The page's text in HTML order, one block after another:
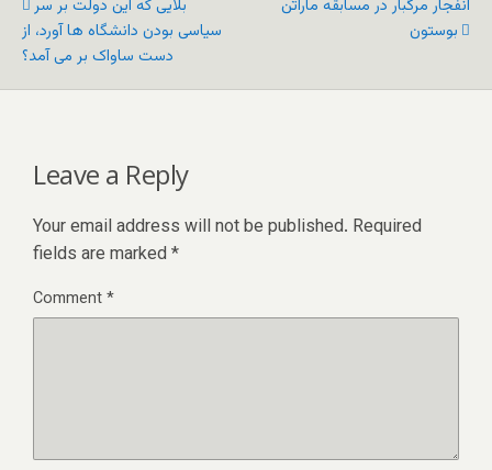
بلایی که این دولت بر سر
سیاسی بودن دانشگاه ها آورد، از
دست ساواک بر می آمد؟
انفجار مرگبار در مسابقه ماراتن
بوستون
Leave a Reply
Your email address will not be published. Required
fields are marked *
Comment*